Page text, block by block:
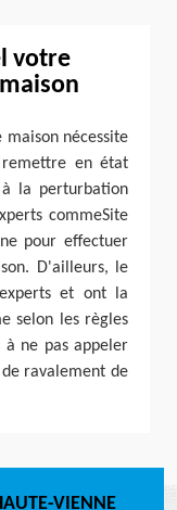
votre
maison nécessite
remettre en état
la perturbation
commeSite
pour effectuer
D'ailleurs, le
et ont la
selon les règles
ne pas appeler
ravalement de
VIENNE